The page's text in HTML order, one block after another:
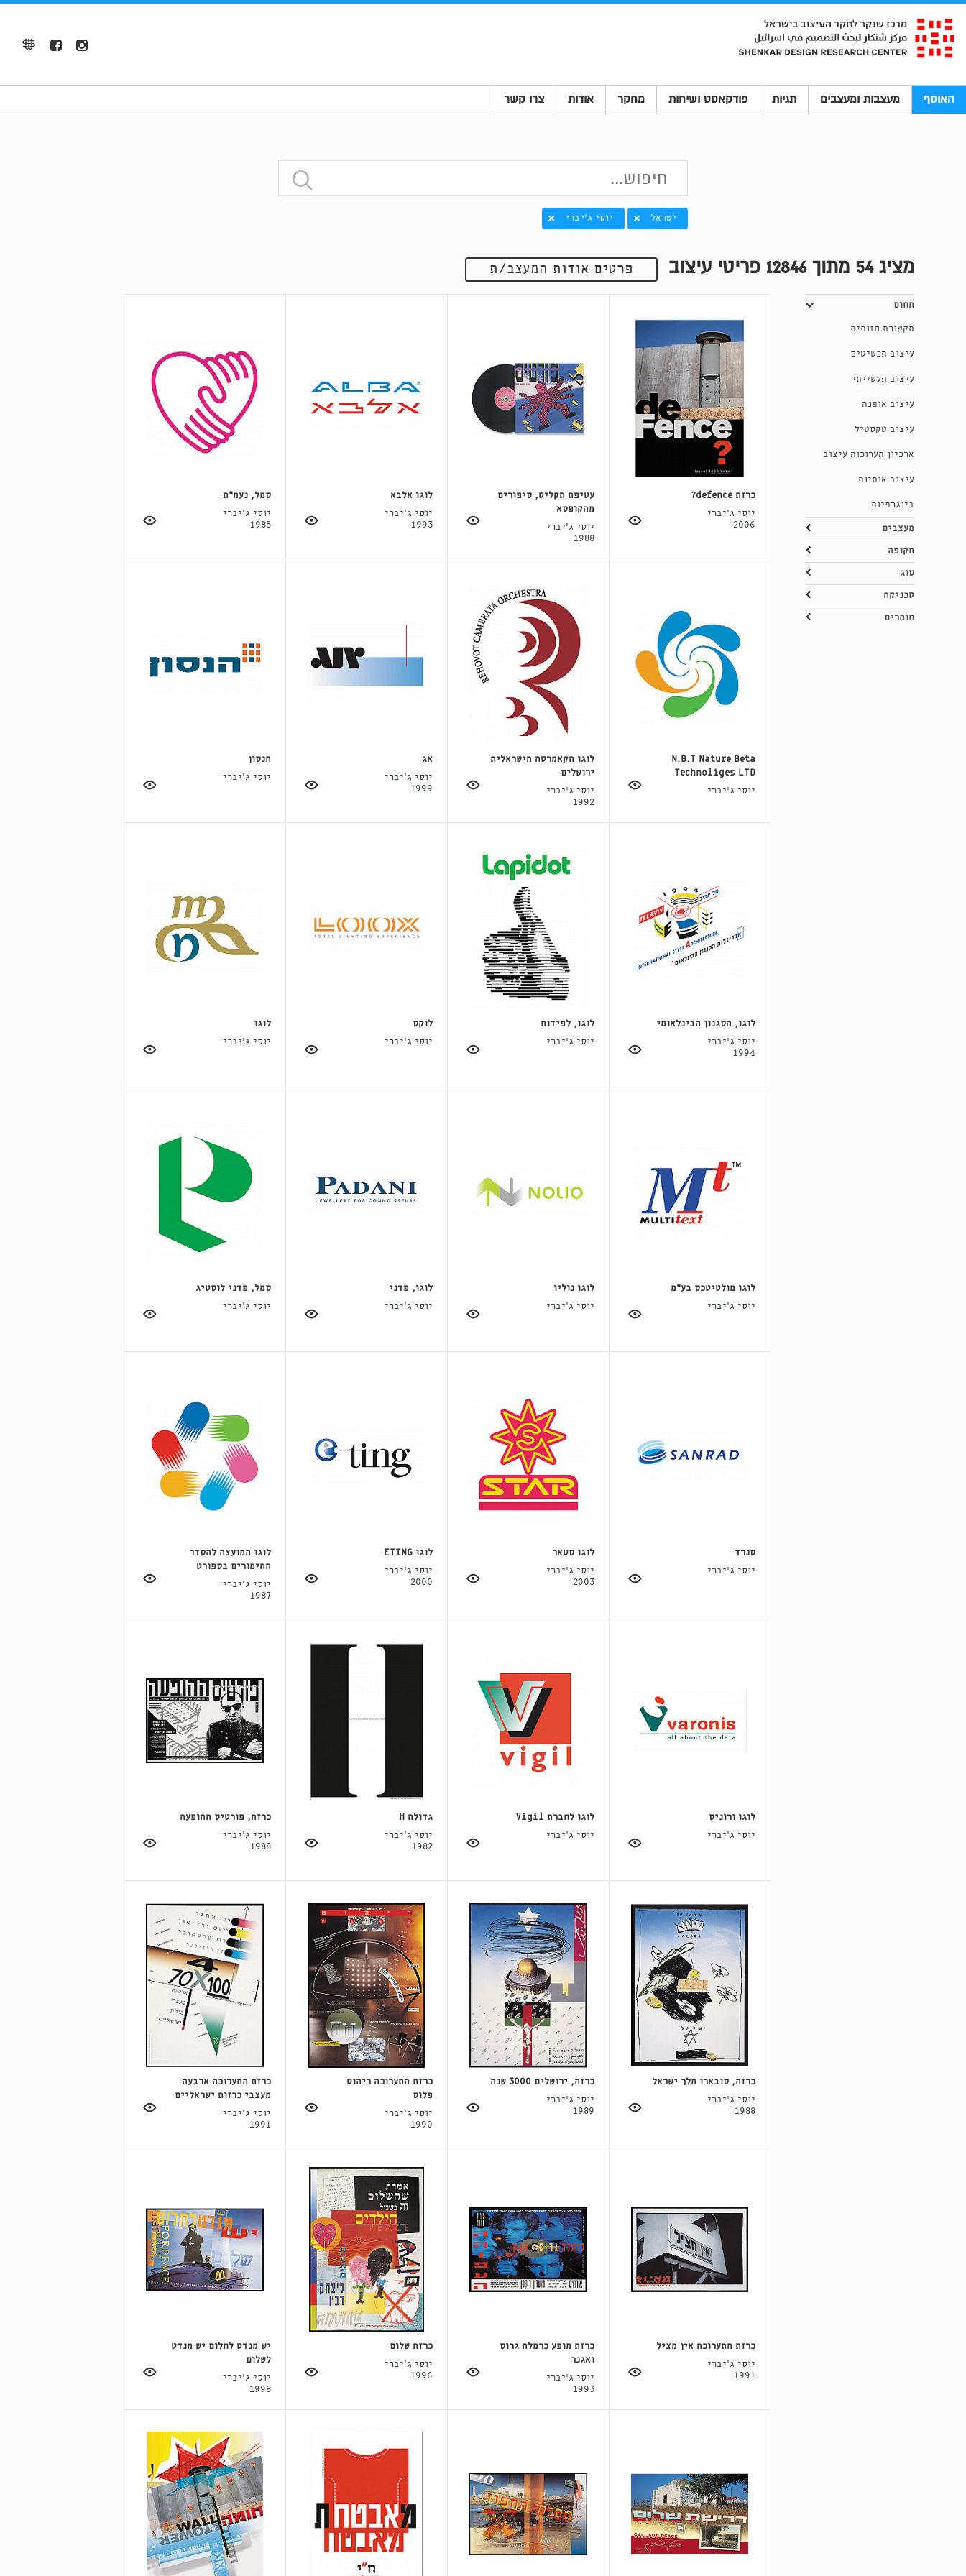
האוסף מעצבות ומעצבים תגיות פודקאסט ושיחות מחקר אודות צרו קשר
ישראל יוסי ג'יברי
מציג54 מתוך 12846 פריטי עיצוב פרטים אודות המעצב/ת
תחום
תקשורת חזותית
עיצוב תכשיטים
עיצוב תעשייתי
עיצוב אופנה
עיצוב טקסטיל
ארכיון תערוכות עיצוב
עיצוב אותיות
ביוגרפיות
מעצבים
תקופה
סוג
טכניקה
חומרים
כרזת defence?
יוסי ג'יברי
2006
עטיפת תקליט, סיפורים
מהקופסא
יוסי ג'יברי
1988
לוגו אלבא
יוסי ג'יברי
1993
סמל, נעמ"ת
יוסי ג'יברי
1985
N.B.T Nature Beta
Technoliges LTD
יוסי ג'יברי
לוגו הקאמרטה הישראלית
ירושלים
יוסי ג'יברי
1992
אג
יוסי ג'יברי
1999
הנסון
יוסי ג'יברי
לוגו, הסגנון הבינלאומי
יוסי ג'יברי
1994
לוגו, לפידות
יוסי ג'יברי
לוקס
יוסי ג'יברי
לוגו
יוסי ג'יברי
לוגו מולטיטכס בע"מ
יוסי ג'יברי
לוגו נוליו
יוסי ג'יברי
לוגו, פדני
יוסי ג'יברי
סמל, פדני לוסטיג
יוסי ג'יברי
סנרד
יוסי ג'יברי
לוגו סטאר
יוסי ג'יברי
2003
לוגו ETING
יוסי ג'יברי
2000
לוגו המועצה להסדר
ההימורים בספורט
יוסי ג'יברי
1987
לוגו ורוניס
יוסי ג'יברי
לוגו לחברת Vigil
יוסי ג'יברי
גדולה H
יוסי ג'יברי
1982
כרזה, פורטיס ההופעה
יוסי ג'יברי
1988
כרזה, סובארו מלך ישראל
יוסי ג'יברי
1988
כרזה, ירושלים 3000 שנה
יוסי ג'יברי
1989
כרזת התערוכה ריהוט
פלוס
יוסי ג'יברי
1990
כרזת התערוכה ארבעה
מעצבי כרזות ישראליים
יוסי ג'יברי
1991
כרזת התערוכה אין מציל
יוסי ג'יברי
1991
כרזת מופע כרמלה גרוס
ואגנר
יוסי ג'יברי
1993
כרזת שלום
יוסי ג'יברי
1996
יש מנדט לחלום יש מנדט
לשלום
יוסי ג'יברי
1998